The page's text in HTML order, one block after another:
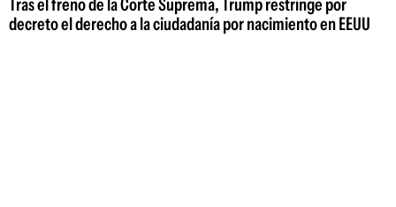
Tras el freno de la Corte Suprema, Trump restringe por
decreto el derecho a la ciudadanía por nacimiento en EEUU